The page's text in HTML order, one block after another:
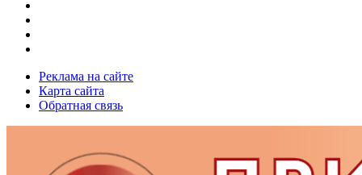
Реклама на сайте
Карта сайта
Обратная связь